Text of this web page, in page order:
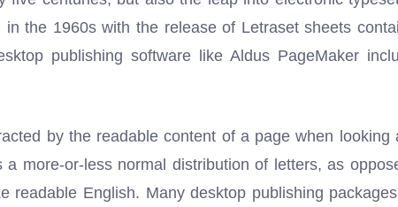
the 1960s with the release of Letraset sheets
publishing software like Aldus PageMaker
by the readable content of a page when looking
more-or-less normal distribution of letters, as
readable English. Many desktop publishing